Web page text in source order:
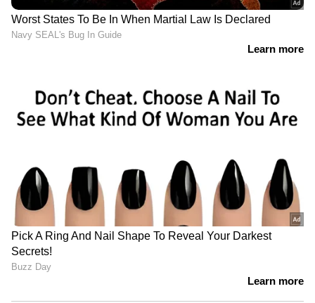
സൂചന. കന്നഡത്തില്‍ നിന്നുള്ള പ്രമുഖ ബാനര്‍
ആയ കെവിഎന്‍ പ്രൊഡക്ഷന്‍സ് ആണ് ചിത്രം
നിര്‍മ്മിക്കുന്നത്. ആവേശവും രോമാഞ്ചവും
തിരക്കഥ ഒരുക്കിയിരിക്കുന്നത്.